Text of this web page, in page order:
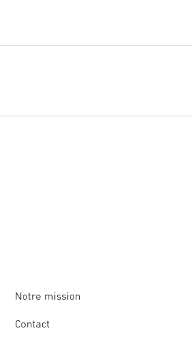
Notre mission
Contact